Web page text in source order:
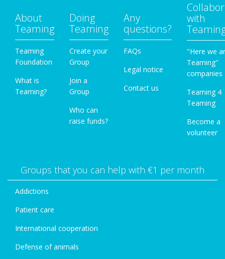
About
Teaming
Teaming
Foundation
What is
Teaming?
Doing
Teaming
Create your
Group
Join a
Group
Who can
raise funds?
Any
questions?
FAQs
Legal notice
Contact us
with
"Here we
Teaming"
companies
Teaming 4
Teaming
Become a
volunteer
Groups that you can help with €1 per month
Addictions
Patient care
International cooperation
Defense of animals